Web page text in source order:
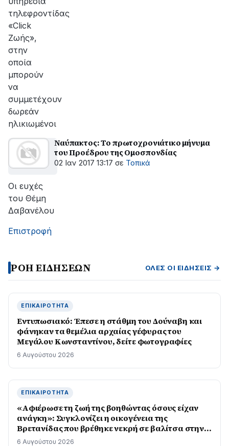
τηλεφροντίδας
«Click
Ζωής»,
στην
οποία
μπορούν
να
συμμετέχουν
δωρεάν
ηλικιωμένοι
Ναύπακτος: Το πρωτοχρονιάτικο μήνυμα
του Προέδρου της Ομοσπονδίας
02 Ιαν 2017 13:17 σε Τοπικά
Οι ευχές
του Θέμη
Δαβανέλου
Επιστροφή
ΡΟΗ ΕΙΔΗΣΕΩΝ ΌΛΕΣ ΟΙ ΕΙΔΉΣΕΙΣ →
ΕΠΙΚΑΙΡΌΤΗΤΑ
Εντυπωσιακό: Έπεσε η στάθμη του Δούναβη και
φάνηκαν τα θεμέλια αρχαίας γέφυρας του
Μεγάλου Κωνσταντίνου, δείτε φωτογραφίες
6 Αυγούστου 2026
ΕΠΙΚΑΙΡΌΤΗΤΑ
«Αφιέρωσε τη ζωή της βοηθώντας όσους είχαν
ανάγκη»: Συγκλονίζει η οικογένεια της
Βρετανίδας που βρέθηκε νεκρή σε βαλίτσα στην
Κυψέλη
6 Αυγούστου 2026